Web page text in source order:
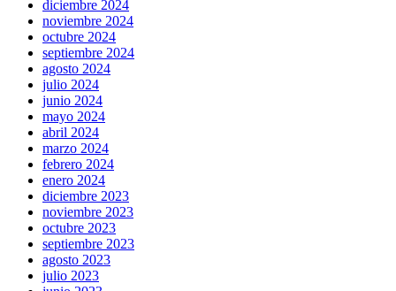
diciembre 2024
noviembre 2024
octubre 2024
septiembre 2024
agosto 2024
julio 2024
junio 2024
mayo 2024
abril 2024
marzo 2024
febrero 2024
enero 2024
diciembre 2023
noviembre 2023
octubre 2023
septiembre 2023
agosto 2023
julio 2023